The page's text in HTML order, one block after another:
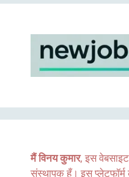
मैं विनय कुमार, इस वेबसाइट
संस्थापक हूँ। इस प्लेटफॉर्म